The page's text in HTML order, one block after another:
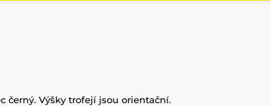
černý. Výšky trofejí jsou orientační.